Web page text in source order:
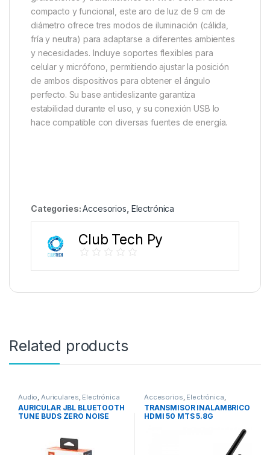
compacto y funcional, este aro de luz de 9 cm de
diámetro ofrece tres modos de iluminación (cálida,
fría y neutra) para adaptarse a diferentes ambientes
y necesidades. Incluye soportes flexibles para
celular y micrófono, permitiendo ajustar la posición
de ambos dispositivos para obtener el ángulo
perfecto. Su base antideslizante garantiza
estabilidad durante el uso, y su conexión USB lo
hace compatible con diversas fuentes de energía.
Categories:Accesorios Electrónica
Club Tech Py
Related products
Audio Auriculares Electrónica
AURICULAR JBL BLUETOOTH
TUNE BUDS ZERO NOISE
Accesorios Electrónica
Televisores y Hometheaters,
Video
TRANSMISOR INALAMBRICO
HDMI 50 MTS 5.8G